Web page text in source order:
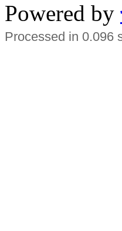
Powered by
Processed in 0.096